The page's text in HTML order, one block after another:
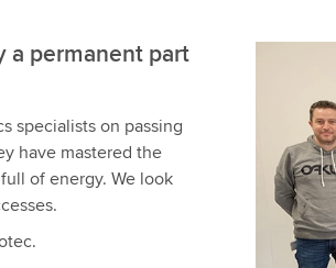
a permanent part
specialists on passing
have mastered the
of energy. We look